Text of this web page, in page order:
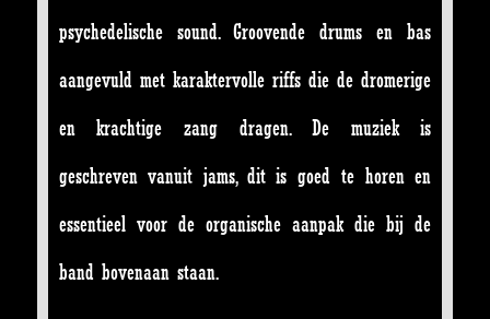
psychedelische sound. Groovende drums en bas
aangevuld met karaktervolle riffs die de dromerige
en krachtige zang dragen. De muziek is
geschreven vanuit jams, dit is goed te horen en
essentieel voor de organische aanpak die bij de
band bovenaan staan.